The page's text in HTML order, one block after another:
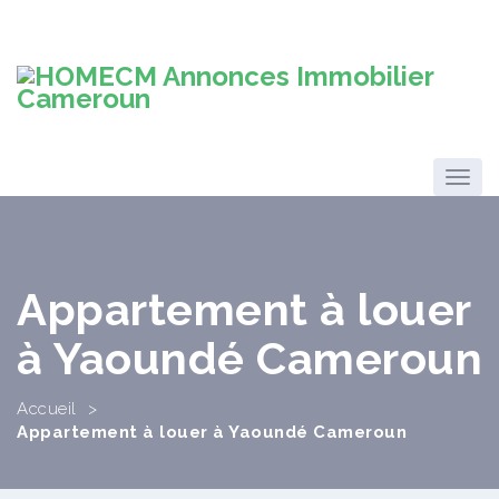
Appartement à louer
à Yaoundé Cameroun
Accueil
>
Appartement à louer à Yaoundé Cameroun